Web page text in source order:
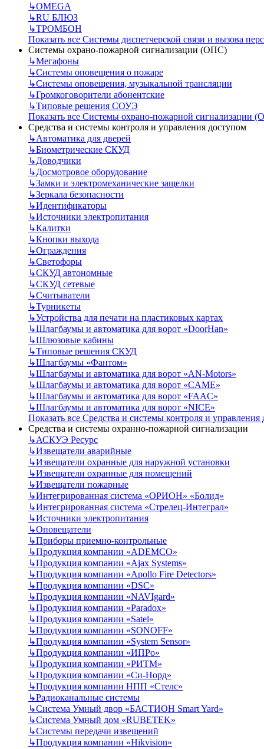
↳OMEGA
↳RU БЛЮЗ
↳ТРОМБОН
Показать все Системы диспетчерской связи и вызова
Системы охрано-пожарной сигнализации (ОПС)
↳Мегафоны
↳Системы оповещения о пожаре
↳Системы оповещения, музыкальной трансляции
↳Громкоговорители абонентские
↳Типовые решения СОУЭ
Показать все Системы охрано-пожарной сигнализации
Средства и системы контроля и управления доступом
↳Автоматика для дверей
↳Биометрические СКУД
↳Доводчики
↳Досмотровое оборудование
↳Замки и электромеханические защелки
↳Зеркала безопасности
↳Идентификаторы
↳Источники электропитания
↳Калитки
↳Кнопки выхода
↳Ограждения
↳Светофоры
↳СКУД автономные
↳СКУД сетевые
↳Считыватели
↳Турникеты
↳Устройства для печати на пластиковых картах
↳Шлагбаумы и автоматика для ворот «DoorHan»
↳Шлюзовые кабины
↳Типовые решения СКУД
↳Шлагбаумы «Фантом»
↳Шлагбаумы и автоматика для ворот «AN-Motors»
↳Шлагбаумы и автоматика для ворот «CAME»
↳Шлагбаумы и автоматика для ворот «FAAC»
↳Шлагбаумы и автоматика для ворот «NICE»
Показать все Средства и системы контроля и управления
Средства и системы охранно-пожарной сигнализации
↳АСКУЭ Ресурс
↳Извещатели аварийные
↳Извещатели охранные для наружной установки
↳Извещатели охранные для помещений
↳Извещатели пожарные
↳Интегрированная система «ОРИОН» «Болид»
↳Интегрированная система «Стрелец-Интеграл»
↳Источники электропитания
↳Оповещатели
↳Приборы приемно-контрольные
↳Продукция компании «ADEMCO»
↳Продукция компании «Ajax Systems»
↳Продукция компании «Apollo Fire Detectors»
↳Продукция компании «DSC»
↳Продукция компании «NAVIgard»
↳Продукция компании «Paradox»
↳Продукция компании «Satel»
↳Продукция компании «SONOFF»
↳Продукция компании «System Sensor»
↳Продукция компании «ИПРо»
↳Продукция компании «РИТМ»
↳Продукция компании «Си-Норд»
↳Продукция компании НПП «Стелс»
↳Радиоканальные системы
↳Система Умный двор «БАСТИОН Smart Yard»
↳Система Умный дом «RUBETEK»
↳Системы передачи извещений
↳Продукция компании «Hikvision»